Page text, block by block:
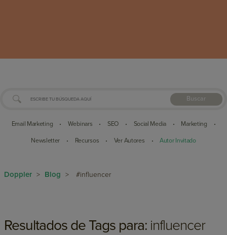
Buscar
Email Marketing • Webinars • SEO • Social Media • Marketing •
Newsletter • Recursos • Ver Autores • Autor Invitado
Doppler > Blog > #influencer
Resultados de Tags para: influencer